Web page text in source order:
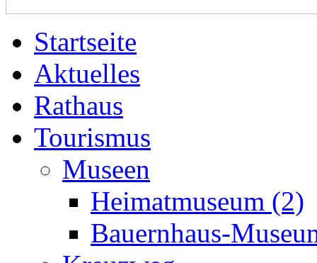
Startseite
Aktuelles
Rathaus
Tourismus
Museen
Heimatmuseum (2)
Bauernhaus-